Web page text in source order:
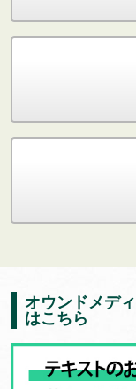
オウンドメデ
はこちら